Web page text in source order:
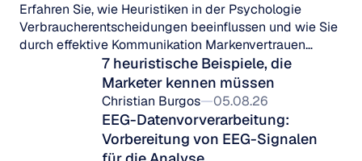
Erfahren Sie, wie Heuristiken in der Psychologie
Verbraucherentscheidungen beeinflussen und wie Sie
durch effektive Kommunikation Markenvertrauen
7 heuristische Beispiele, die
Marketer kennen müssen
Christian Burgos 05.08.26
EEG-Datenvorverarbeitung:
Vorbereitung von EEG-Signalen